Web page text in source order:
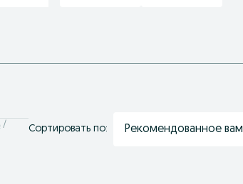
Сортировать по: Рекомендованное вам